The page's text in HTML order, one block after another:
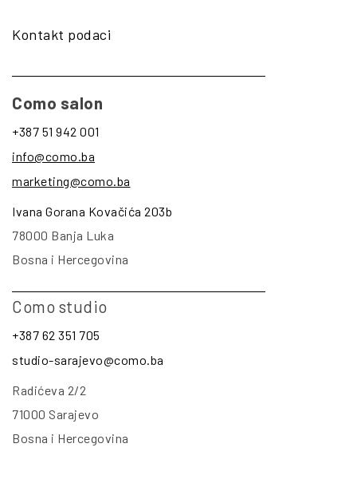
Kontakt podaci
Como salon
+387 51 942 001
info@como.ba
marketing@como.ba
Ivana Gorana Kovačića 203b
78000 Banja Luka
Bosna i Hercegovina
Como studio
+387 62 351 705
studio-sarajevo@como.ba
Radićeva 2/2
71000 Sarajevo
Bosna i Hercegovina